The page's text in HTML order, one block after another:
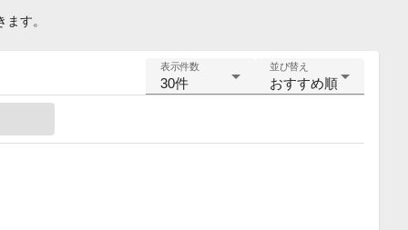
す。
表示件数
30件
並び替え
おすすめ順